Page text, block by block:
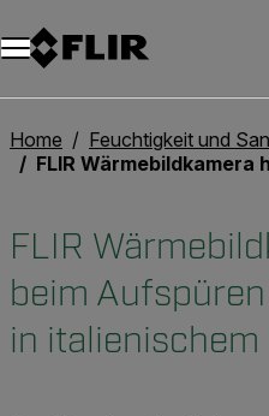
Unread messages
Modell
Entfernen
Elemente
Element
In den Warenkorb
Im Warenkorb
Home
Feuchtigkeit und
FLIR Wärmebildkamera hilft beim Aufspüren von
FLIR
beim
in